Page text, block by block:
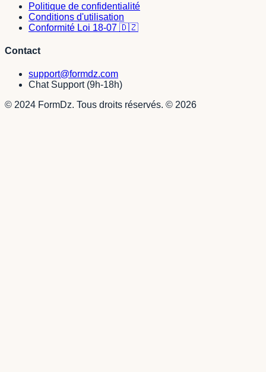
Politique de confidentialité
Conditions d'utilisation
Conformité Loi 18-07 🇩🇿
Contact
support@formdz.com
Chat Support (9h-18h)
© 2024 FormDz. Tous droits réservés. © 2026